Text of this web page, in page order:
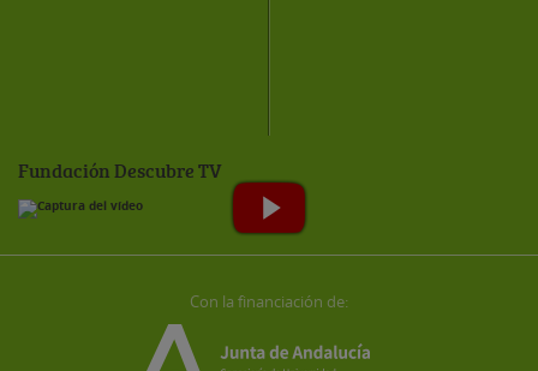
Fundación Descubre TV
Con la financiación de: